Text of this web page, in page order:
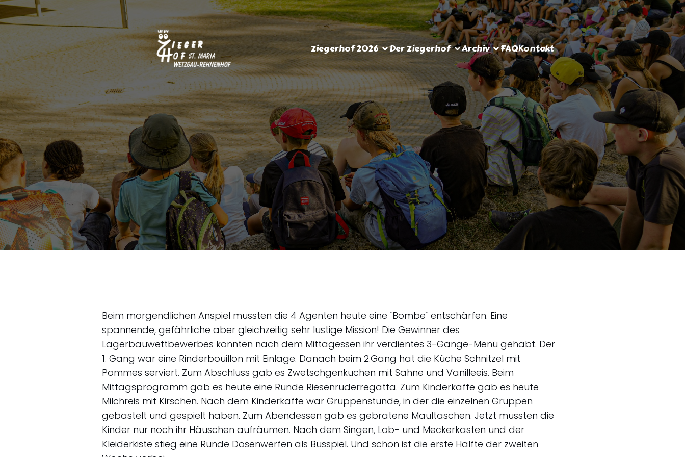
Ziegerhof 2026 Der Ziegerhof Archiv FAQKontakt
Beim morgendlichen Anspiel mussten die 4 Agenten heute eine `Bombe` entschärfen. Eine
spannende, gefährliche aber gleichzeitig sehr lustige Mission! Die Gewinner des
Lagerbauwettbewerbes konnten nach dem Mittagessen ihr verdientes 3-Gänge-Menü gehabt. Der
1. Gang war eine Rinderbouillon mit Einlage. Danach beim 2.Gang hat die Küche Schnitzel mit
Pommes serviert. Zum Abschluss gab es Zwetschgenkuchen mit Sahne und Vanilleeis. Beim
Mittagsprogramm gab es heute eine Runde Riesenruderregatta. Zum Kinderkaffe gab es heute
Milchreis mit Kirschen. Nach dem Kinderkaffe war Gruppenstunde, in der die einzelnen Gruppen
gebastelt und gespielt haben. Zum Abendessen gab es gebratene Maultaschen. Jetzt mussten die
Kinder nur noch ihr Häuschen aufräumen. Nach dem Singen, Lob- und Meckerkasten und der
Kleiderkiste stieg eine Runde Dosenwerfen als Busspiel. Und schon ist die erste Hälfte der zweiten